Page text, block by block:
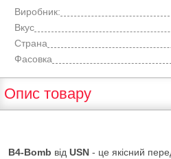
Виробник:
Вкус
Страна
Фасовка
Опис товару
B4-Bomb від USN - це якісний